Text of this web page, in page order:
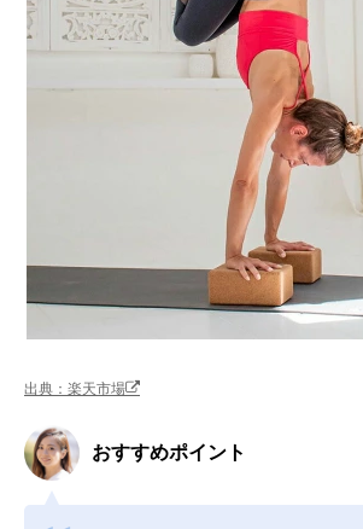
出典：楽天市場
おすすめポイント